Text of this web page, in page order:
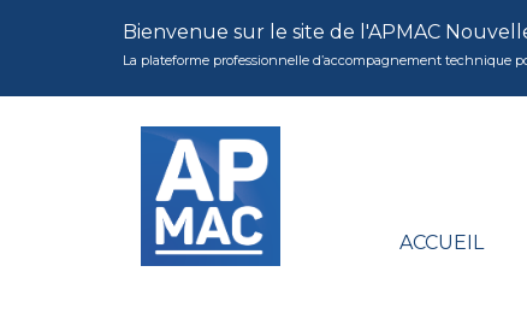
Bienvenue sur le site de l'APMAC
La plateforme professionnelle d’accompagnement technique
ACCUEIL